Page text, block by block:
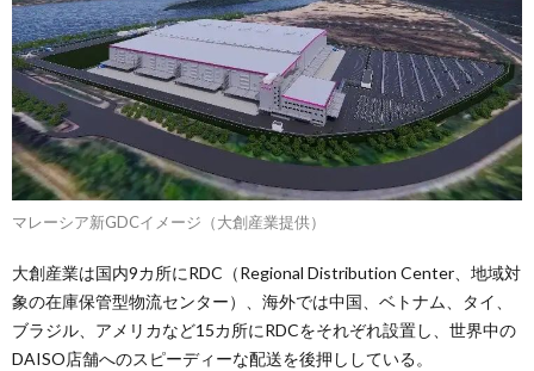
マレーシア新GDCイメージ（大創産業提供）
大創産業は国内9カ所にRDC（Regional Distribution Center、地域対
象の在庫保管型物流センター）、海外では中国、ベトナム、タイ、
ブラジル、アメリカなど15カ所にRDCをそれぞれ設置し、世界中の
DAISO店舗へのスピーディーな配送を後押ししている。